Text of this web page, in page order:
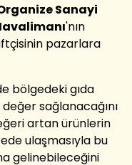
Sanayi
'nın
pazarlara
bölgedeki gıda
sağlanacağını
artan ürünlerin
ulaşmasıyla bu
gelinebileceğini